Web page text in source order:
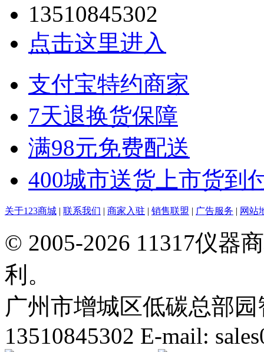
13510845302
点击这里进入
支付宝特约商家
7天退换货保障
满98元免费配送
400城市送货上市货到
关于123商城 | 联系我们 | 商家入驻 | 销售联盟 | 广告服务 | 网站
© 2005-2026 11317仪器
利。
广州市增城区低碳总部
13510845302 E-mail: